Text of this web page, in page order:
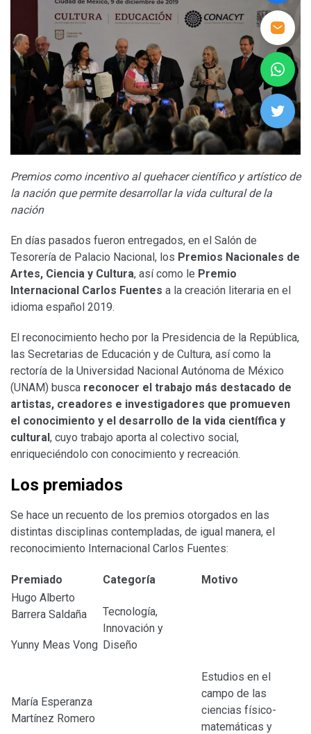
Premios como incentivo al quehacer científico y artístico de
la nación que permite desarrollar la vida cultural de la
nación
En días pasados fueron entregados, en el Salón de
Tesorería de Palacio Nacional, los Premios Nacionales de
Artes, Ciencia y Cultura, así como le Premio
Internacional Carlos Fuentes a la creación literaria en el
idioma español 2019.
El reconocimiento hecho por la Presidencia de la República,
las Secretarias de Educación y de Cultura, así como la
rectoría de la Universidad Nacional Autónoma de México
(UNAM) busca reconocer el trabajo más destacado de
artistas, creadores e investigadores que promueven
el conocimiento y el desarrollo de la vida científica y
cultural, cuyo trabajo aporta al colectivo social,
enriqueciéndolo con conocimiento y recreación.
Los premiados
Se hace un recuento de los premios otorgados en las
distintas disciplinas contempladas, de igual manera, el
reconocimiento Internacional Carlos Fuentes:
Premiado Categoría
Motivo
Hugo Alberto
Barrera Saldaña
Yunny Meas Vong
Tecnología,
Innovación y
Diseño
María Esperanza
Martínez Romero
Estudios en el
campo de las
ciencias físico-
matemáticas y